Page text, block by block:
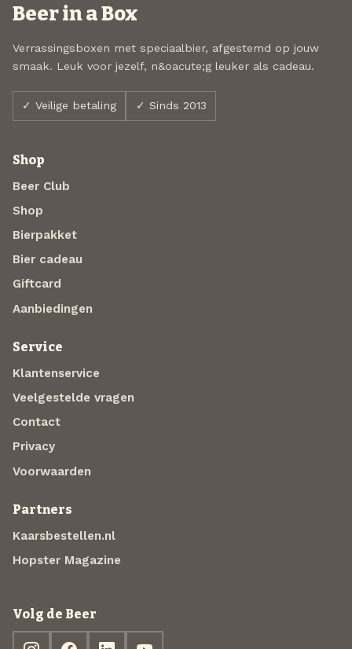
Beer in a Box
Verrassingsboxen met speciaalbier, afgestemd op jouw
smaak. Leuk voor jezelf, n&oacute;g leuker als cadeau.
✓ Veilige betaling ✓ Sinds 2013
Shop
Beer Club
Shop
Bierpakket
Bier cadeau
Giftcard
Aanbiedingen
Service
Klantenservice
Veelgestelde vragen
Contact
Privacy
Voorwaarden
Partners
Kaarsbestellen.nl
Hopster Magazine
Volg de Beer